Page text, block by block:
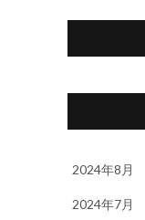
2024年8月
2024年7月